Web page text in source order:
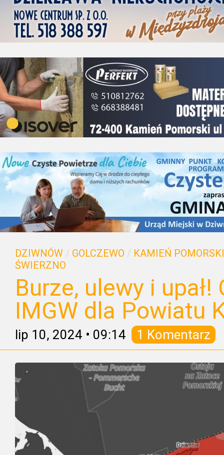
DZIWNÓW / GOLCZEWO / KAMIEŃ POMORSKI
ŚWIERZNO
Burze, ulewy i
IMGW dla Powiatu
lip 10, 2024 • 09:14 1 Komentarz